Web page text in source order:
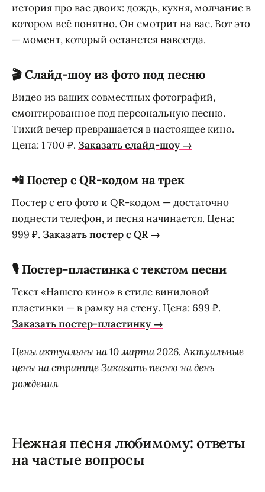
история про вас двоих: дождь, кухня, молчание в
котором всё понятно. Он смотрит на вас. Вот это
— момент, который останется навсегда.
🎬 Слайд-шоу из фото под песню
Видео из ваших совместных фотографий,
смонтированное под персональную песню.
Тихий вечер превращается в настоящее кино.
Цена: 1 700 ₽. Заказать слайд-шоу →
📲 Постер с QR-кодом на трек
Постер с его фото и QR-кодом — достаточно
поднести телефон, и песня начинается. Цена:
999 ₽. Заказать постер с QR →
🎙️ Постер-пластинка с текстом песни
Текст «Нашего кино» в стиле виниловой
пластинки — в рамку на стену. Цена: 699 ₽.
Заказать постер-пластинку →
Цены актуальны на 10 марта 2026. Актуальные
цены на страницеЗаказать песню на день
рождения
Нежная песня любимому: ответы
на частые вопросы